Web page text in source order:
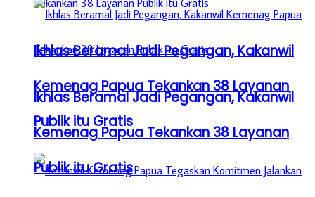
Ikhlas Beramal Jadi Pegangan, Kakanwil
Kemenag Papua Tekankan 38 Layanan
Publik itu Gratis
Ikhlas Beramal Jadi Pegangan, Kakanwil
Kemenag Papua Tekankan 38 Layanan
Publik itu Gratis